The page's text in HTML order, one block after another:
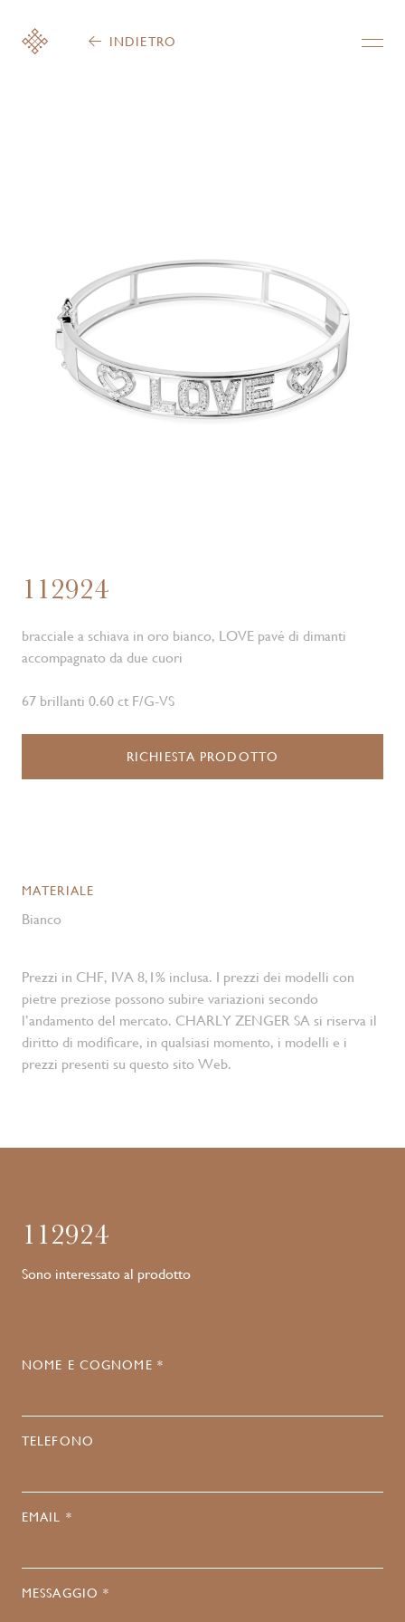
INDIETRO
112924
bracciale a schiava in oro bianco, LOVE pavé di dimanti
accompagnato da due cuori
67 brillanti 0.60 ct F/G-VS
RICHIESTA PRODOTTO
MATERIALE
Bianco
Prezzi in CHF, IVA 8,1% inclusa. I prezzi dei modelli con
pietre preziose possono subire variazioni secondo
l’andamento del mercato. CHARLY ZENGER SA si riserva il
diritto di modificare, in qualsiasi momento, i modelli e i
prezzi presenti su questo sito Web.
112924
Sono interessato al prodotto
NOME E COGNOME *
TELEFONO
EMAIL *
MESSAGGIO *